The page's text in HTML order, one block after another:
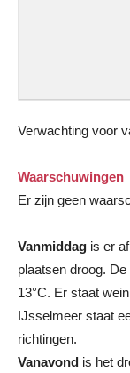
Verwachting voor
Waarschuwingen
Er zijn geen
Vanmiddag is er
plaatsen droog.
13°C. Er staat
IJsselmeer staat
richtingen.
Vanavond is het